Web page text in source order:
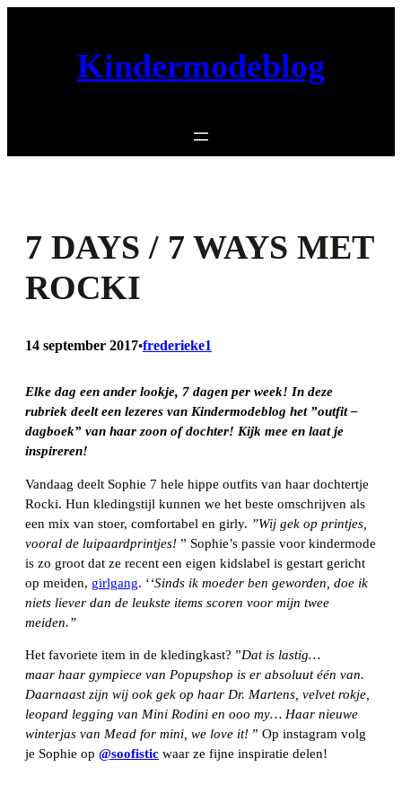
Kindermodeblog
7 DAYS / 7 WAYS MET
ROCKI
14 september 2017•frederieke1
Elke dag een ander lookje, 7 dagen per week! In deze
rubriek deelt een lezeres van Kindermodeblog het ”outfit –
dagboek” van haar zoon of dochter! Kijk mee en laat je
inspireren!
Vandaag deelt Sophie 7 hele hippe outfits van haar dochtertje
Rocki. Hun kledingstijl kunnen we het beste omschrijven als
een mix van stoer, comfortabel en girly. ”Wij gek op printjes,
vooral de luipaardprintjes! ” Sophie’s passie voor kindermode
is zo groot dat ze recent een eigen kidslabel is gestart gericht
op meiden, girlgang. ‘‘Sinds ik moeder ben geworden, doe ik
niets liever dan de leukste items scoren voor mijn twee
meiden.”
Het favoriete item in de kledingkast? ”Dat is lastig…
maar haar gympiece van Popupshop is er absoluut één van.
Daarnaast zijn wij ook gek op haar Dr. Martens, velvet rokje,
leopard legging van Mini Rodini en ooo my… Haar nieuwe
winterjas van Mead for mini, we love it! ” Op instagram volg
je Sophie op @soofistic waar ze fijne inspiratie delen!